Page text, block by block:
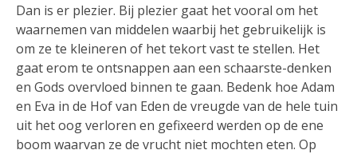
Dan is er plezier. Bij plezier gaat het vooral om het
waarnemen van middelen waarbij het gebruikelijk is
om ze te kleineren of het tekort vast te stellen. Het
gaat erom te ontsnappen aan een schaarste-denken
en Gods overvloed binnen te gaan. Bedenk hoe Adam
en Eva in de Hof van Eden de vreugde van de hele tuin
uit het oog verloren en gefixeerd werden op de ene
boom waarvan ze de vrucht niet mochten eten. Op